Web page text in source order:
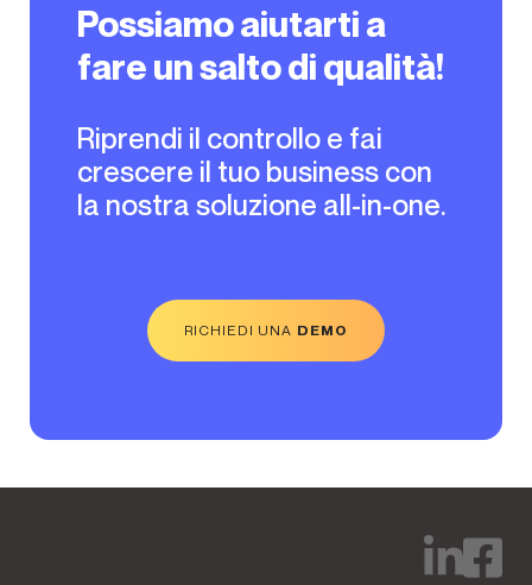
Possiamo aiutarti a
fare un salto di qualità!
Riprendi il controllo e fai
crescere il tuo business con
la nostra soluzione all-in-one.
RICHIEDI UNA DEMO